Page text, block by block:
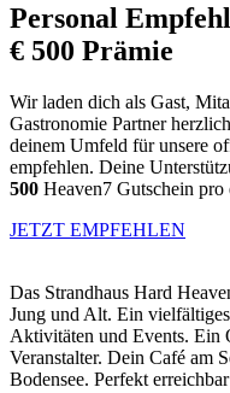
Personal
€ 500 Prämie
Wir laden dich als Gast,
Gastronomie Partner
deinem Umfeld für unsere
empfehlen. Deine
500 Heaven7 Gutschein
JETZT EMPFEHLEN
Das Strandhaus Hard
Jung und Alt. Ein
Aktivitäten und Events. Ein
Veranstalter. Dein Café am
Bodensee. Perfekt